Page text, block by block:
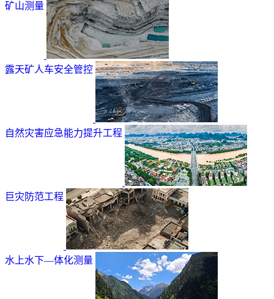
矿山测量
露天矿人车安全管控
自然灾害应急能力提升工程
巨灾防范工程
水上水下—体化测量